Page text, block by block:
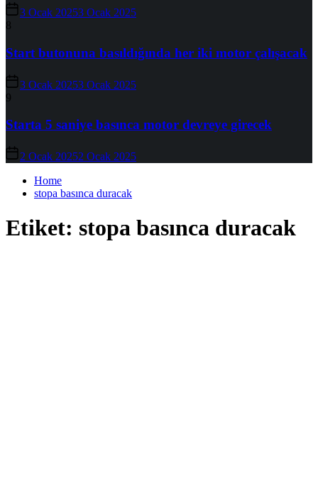
3 Ocak 20253 Ocak 2025
8
Start butonuna basıldığında her iki motor çalışacak
3 Ocak 20253 Ocak 2025
9
Starta 5 saniye basınca motor devreye girecek
2 Ocak 20252 Ocak 2025
Home
stopa basınca duracak
Etiket: stopa basınca duracak